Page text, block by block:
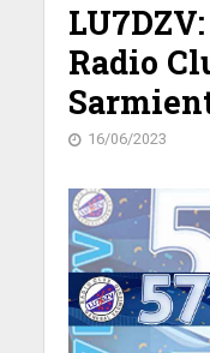
Radio
16/06/2023